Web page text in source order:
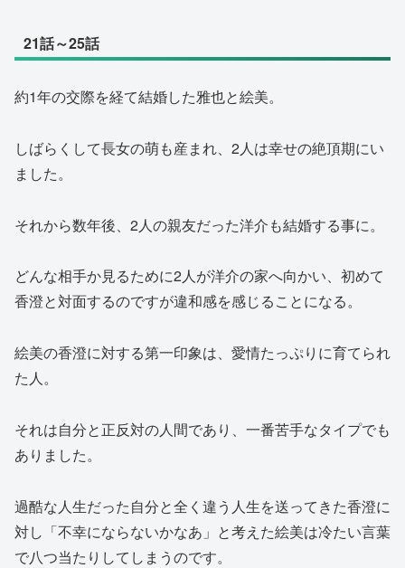
21話～25話
約1年の交際を経て結婚した雅也と絵美。
しばらくして長女の萌も産まれ、2人は幸せの絶頂期にい
ました。
それから数年後、2人の親友だった洋介も結婚する事に。
どんな相手か見るために2人が洋介の家へ向かい、初めて
香澄と対面するのですが違和感を感じることになる。
絵美の香澄に対する第一印象は、愛情たっぷりに育てられ
た人。
それは自分と正反対の人間であり、一番苦手なタイプでも
ありました。
過酷な人生だった自分と全く違う人生を送ってきた香澄に
対し「不幸にならないかなあ」と考えた絵美は冷たい言葉
で八つ当たりしてしまうのです。